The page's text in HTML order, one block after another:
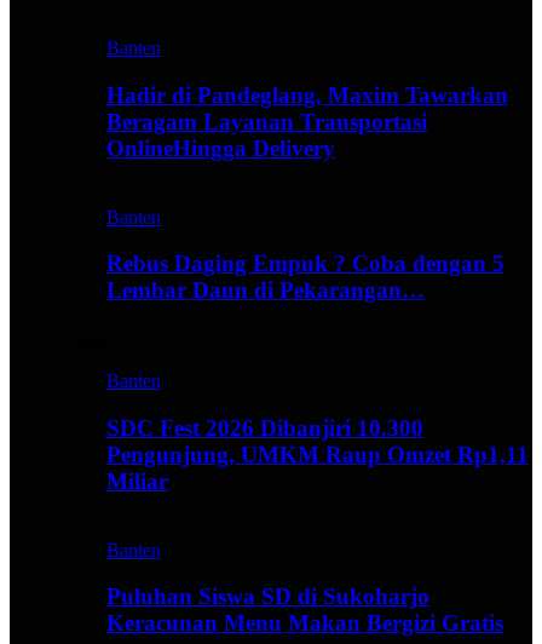
Banten
Hadir di Pandeglang, Maxim Tawarkan
Beragam Layanan Transportasi
OnlineHingga Delivery
Banten
Rebus Daging Empuk ? Coba dengan 5
Lembar Daun di Pekarangan…
Banten
SDC Fest 2026 Dibanjiri 10.300
Pengunjung, UMKM Raup Omzet Rp1,11
Miliar
Banten
Puluhan Siswa SD di Sukoharjo
Keracunan Menu Makan Bergizi Gratis